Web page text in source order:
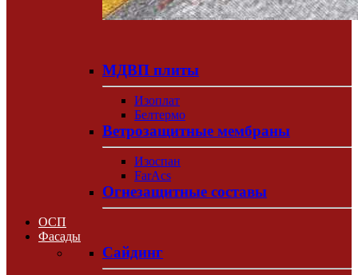
МДВП плиты
Изоплат
Белтермо
Ветрозащитные мембраны
Изоспан
FarAcs
Огнезащитные составы
ОСП
Фасады
Сайдинг